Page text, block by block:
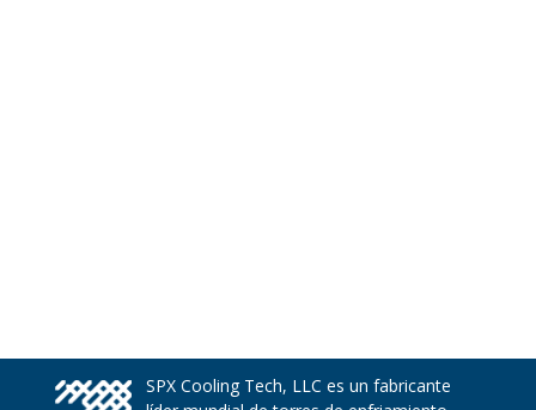
SPX Cooling Tech, LLC es un fabricante